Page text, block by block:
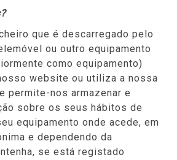
que é descarregado pelo
ou outro equipamento
como equipamento)
website ou utiliza a nossa
permite-nos armazenar e
sobre os seus hábitos de
equipamento onde acede, em
e dependendo da
se está registado